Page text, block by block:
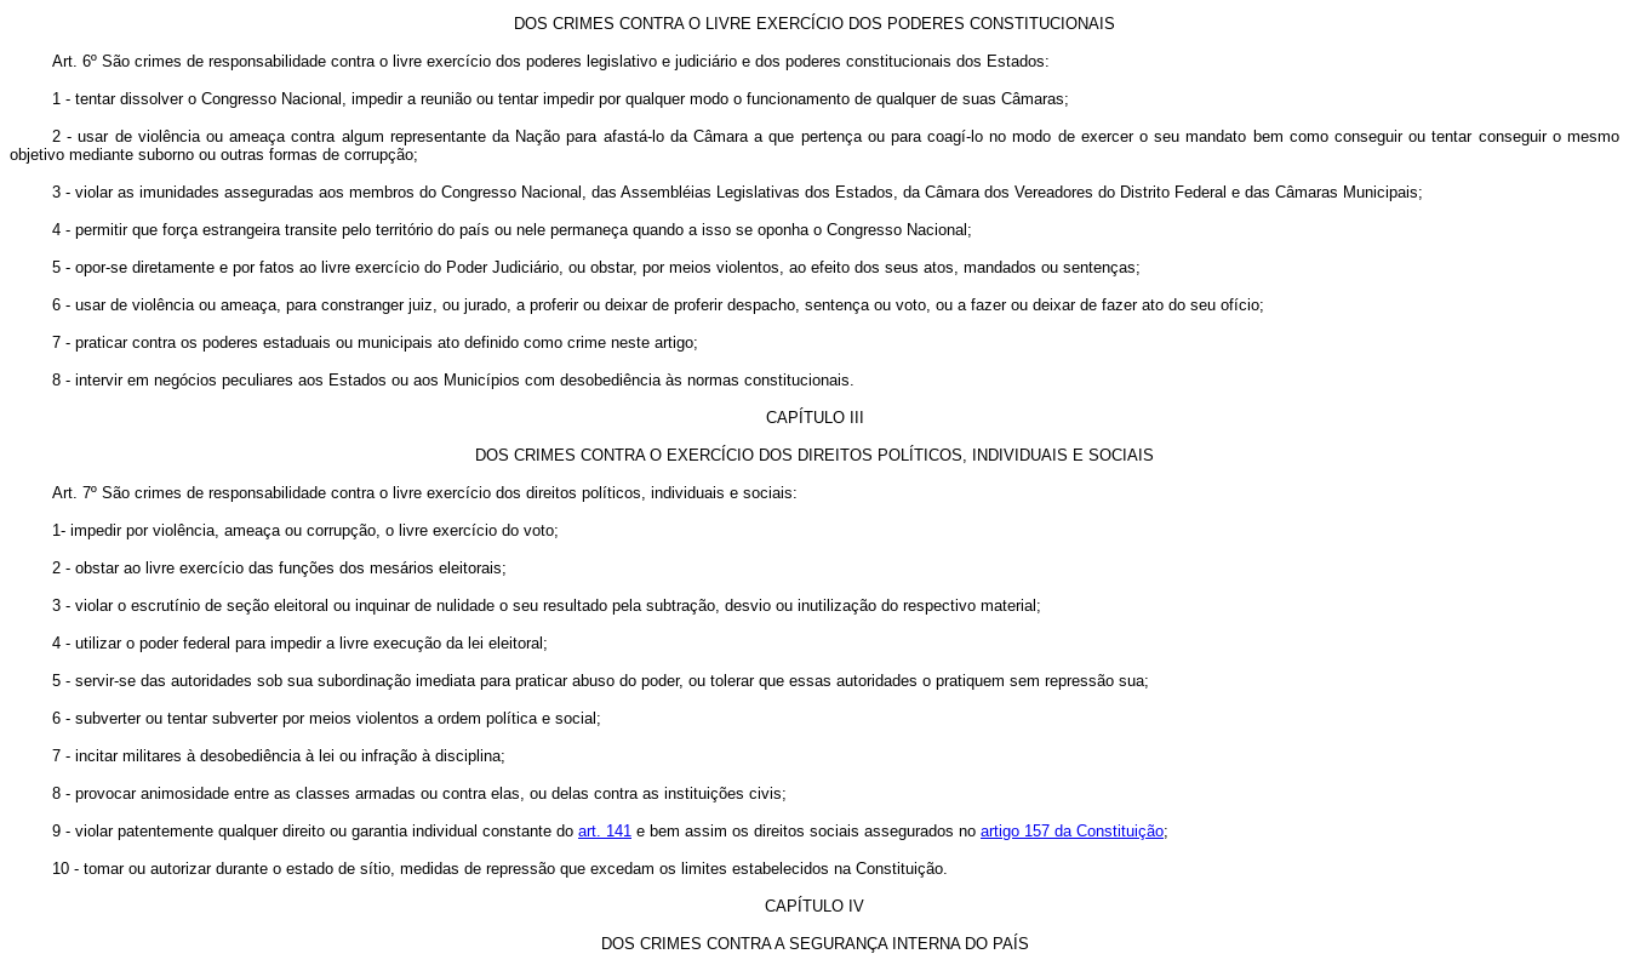
DOS CRIMES CONTRA O LIVRE EXERCÍCIO DOS PODERES CONSTITUCIONAIS
Art. 6º São crimes de responsabilidade contra o livre exercício dos poderes legislativo e judiciário e dos poderes constitucionais dos Estados:
1 - tentar dissolver o Congresso Nacional, impedir a reunião ou tentar impedir por qualquer modo o funcionamento de qualquer de suas Câmaras;
2 - usar de violência ou ameaça contra algum representante da Nação para afastá-lo da Câmara a que pertença ou para coagí-lo no modo de exercer o seu mandato bem como conseguir ou tentar conseguir o mesmo
objetivo mediante suborno ou outras formas de corrupção;
3 - violar as imunidades asseguradas aos membros do Congresso Nacional, das Assembléias Legislativas dos Estados, da Câmara dos Vereadores do Distrito Federal e das Câmaras Municipais;
4 - permitir que força estrangeira transite pelo território do país ou nele permaneça quando a isso se oponha o Congresso Nacional;
5 - opor-se diretamente e por fatos ao livre exercício do Poder Judiciário, ou obstar, por meios violentos, ao efeito dos seus atos, mandados ou sentenças;
6 - usar de violência ou ameaça, para constranger juiz, ou jurado, a proferir ou deixar de proferir despacho, sentença ou voto, ou a fazer ou deixar de fazer ato do seu ofício;
7 - praticar contra os poderes estaduais ou municipais ato definido como crime neste artigo;
8 - intervir em negócios peculiares aos Estados ou aos Municípios com desobediência às normas constitucionais.
CAPÍTULO III
DOS CRIMES CONTRA O EXERCÍCIO DOS DIREITOS POLÍTICOS, INDIVIDUAIS E SOCIAIS
Art. 7º São crimes de responsabilidade contra o livre exercício dos direitos políticos, individuais e sociais:
1- impedir por violência, ameaça ou corrupção, o livre exercício do voto;
2 - obstar ao livre exercício das funções dos mesários eleitorais;
3 - violar o escrutínio de seção eleitoral ou inquinar de nulidade o seu resultado pela subtração, desvio ou inutilização do respectivo material;
4 - utilizar o poder federal para impedir a livre execução da lei eleitoral;
5 - servir-se das autoridades sob sua subordinação imediata para praticar abuso do poder, ou tolerar que essas autoridades o pratiquem sem repressão sua;
6 - subverter ou tentar subverter por meios violentos a ordem política e social;
7 - incitar militares à desobediência à lei ou infração à disciplina;
8 - provocar animosidade entre as classes armadas ou contra elas, ou delas contra as instituições civis;
9 - violar patentemente qualquer direito ou garantia individual constante do art. 141 e bem assim os direitos sociais assegurados no artigo 157 da Constituição;
10 - tomar ou autorizar durante o estado de sítio, medidas de repressão que excedam os limites estabelecidos na Constituição.
CAPÍTULO IV
DOS CRIMES CONTRA A SEGURANÇA INTERNA DO PAÍS